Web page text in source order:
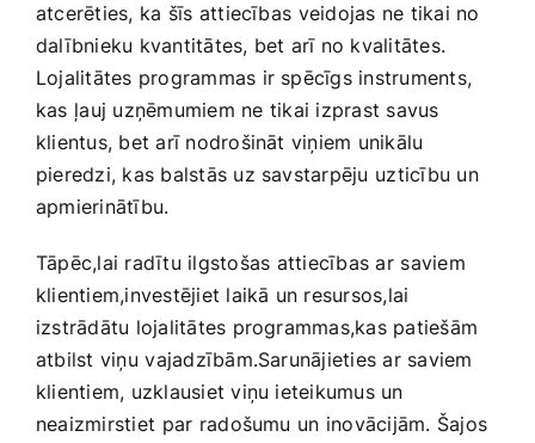
atcerēties, ka šīs⁤ attiecības ⁣veidojas ne tikai no
dalībnieku kvantitātes, bet arī no kvalitātes.
Lojalitātes programmas ir spēcīgs instruments,
kas ⁣ļauj ‍uzņēmumiem ne ⁤tikai izprast savus
klientus, bet arī nodrošināt viņiem unikālu
pieredzi, kas balstās uz savstarpēju ⁣uzticību un⁢
apmierinātību.
Tāpēc,lai radītu ilgstošas⁤ attiecības ar⁤ saviem
klientiem,investējiet laikā‍ un resursos,lai
izstrādātu lojalitātes programmas,kas patiešām
atbilst viņu ⁣vajadzībām.Sarunājieties ar saviem
klientiem, uzklausiet viņu ieteikumus ‍un
neaizmirstiet ⁢par⁣ radošumu un⁤ inovācijām. Šajos⁢